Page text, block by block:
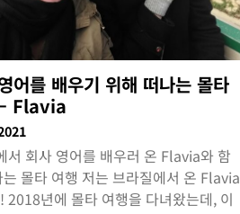
어를 배우기 위해 떠나는 몰타
Flavia
서 회사 영어를 배우러 온 Flavia와 함
는 몰타 여행 저는 브라질에서 온 Flavia
2018년에 몰타 여행을 다녀왔는데, 이